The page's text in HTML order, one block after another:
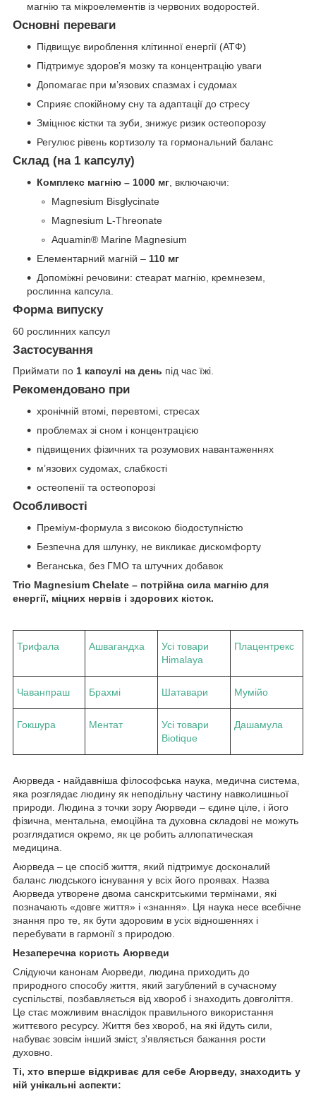
магнію та мікроелементів із червоних водоростей.
Основні переваги
Підвищує вироблення клітинної енергії (АТФ)
Підтримує здоров’я мозку та концентрацію уваги
Допомагає при м’язових спазмах і судомах
Сприяє спокійному сну та адаптації до стресу
Зміцнює кістки та зуби, знижує ризик остеопорозу
Регулює рівень кортизолу та гормональний баланс
Склад (на 1 капсулу)
Комплекс магнію – 1000 мг , включаючи:
Magnesium Bisglycinate
Magnesium L-Threonate
Aquamin® Marine Magnesium
Елементарний магній – 110 мг
Допоміжні речовини: стеарат магнію, кремнезем,
рослинна капсула.
Форма випуску
60 рослинних капсул
Застосування
Приймати по 1 капсулі на день під час їжі.
Рекомендовано при
хронічній втомі, перевтомі, стресах
проблемах зі сном і концентрацією
підвищених фізичних та розумових навантаженнях
м’язових судомах, слабкості
остеопенії та остеопорозі
Особливості
Преміум-формула з високою біодоступністю
Безпечна для шлунку, не викликає дискомфорту
Веганська, без ГМО та штучних добавок
Trio Magnesium Chelate – потрійна сила магнію для
енергії, міцних нервів і здорових кісток.
Трифала Ашвагандха
Усі товари
Himalaya
Плацентрекс
Чаванпраш Брахмі Шатавари Мумійо
Гокшура Ментат
Усі товари
Biotique
Дашамула
Аюрведа - найдавніша філософська наука, медична система,
яка розглядає людину як неподільну частину навколишньої
природи. Людина з точки зору Аюрведи – єдине ціле, і його
фізична, ментальна, емоційна та духовна складові не можуть
розглядатися окремо, як це робить аллопатическая
медицина.
Аюрведа – це спосіб життя, який підтримує досконалий
баланс людського існування у всіх його проявах. Назва
Аюрведа утворене двома санскритськими термінами, які
позначають «довге життя» і «знання». Ця наука несе всебічне
знання про те, як бути здоровим в усіх відношеннях і
перебувати в гармонії з природою.
Незаперечна користь Аюрведи
Слідуючи канонам Аюрведи, людина приходить до
природного способу життя, який загублений в сучасному
суспільстві, позбавляється від хвороб і знаходить довголіття.
Це стає можливим внаслідок правильного використання
життєвого ресурсу. Життя без хвороб, на які йдуть сили,
набуває зовсім інший зміст, з'являється бажання рости
духовно.
Ті, хто вперше відкриває для себе Аюрведу, знаходить у
ній унікальні аспекти: